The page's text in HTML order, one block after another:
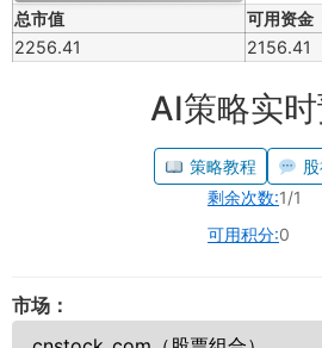
总市值 可用资金
2256.41
2156.41
AI策略实时
策略教程
剩余次数:1/1
可用积分:0
市场：